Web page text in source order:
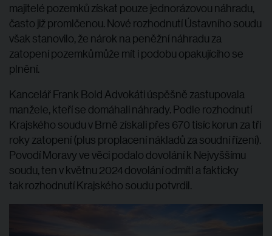
majitelé pozemků získat pouze jednorázovou náhradu,
často již promlčenou. Nové rozhodnutí Ústavního soudu
však stanovilo, že nárok na peněžní náhradu za
zatopení pozemkůmůže mít i podobu opakujícího se
plnění.
Kancelář Frank Bold Advokáti úspěšně zastupovala
manžele, kteří se domáhali náhrady. Podle rozhodnutí
Krajského soudu v Brně získali přes 670 tisíc korun za tři
roky zatopení (plus proplacení nákladů za soudní řízení).
Povodí Moravy ve věci podalo dovolání k Nejvyššímu
soudu, ten v květnu 2024dovolání odmítl a fakticky
tak rozhodnutí Krajského soudu potvrdil.